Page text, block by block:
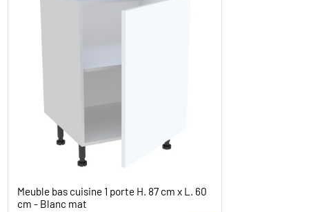
Meuble bas cuisine 1 porte H. 87 cm x L. 60
cm - Blanc mat